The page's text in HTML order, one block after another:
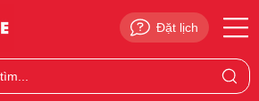
Đặt lịch